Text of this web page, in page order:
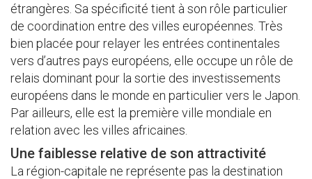
étrangères. Sa spécificité tient à son rôle particulier
de coordination entre des villes européennes. Très
bien placée pour relayer les entrées continentales
vers d’autres pays européens, elle occupe un rôle de
relais dominant pour la sortie des investissements
européens dans le monde en particulier vers le Japon.
Par ailleurs, elle est la première ville mondiale en
relation avec les villes africaines.
Une faiblesse relative de son attractivité
La région-capitale ne représente pas la destination